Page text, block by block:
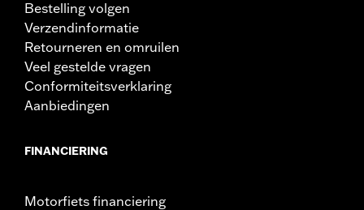
Bestelling volgen
Verzendinformatie
Retourneren en omruilen
Veel gestelde vragen
Conformiteitsverklaring
Aanbiedingen
FINANCIERING
Motorfiets financiering